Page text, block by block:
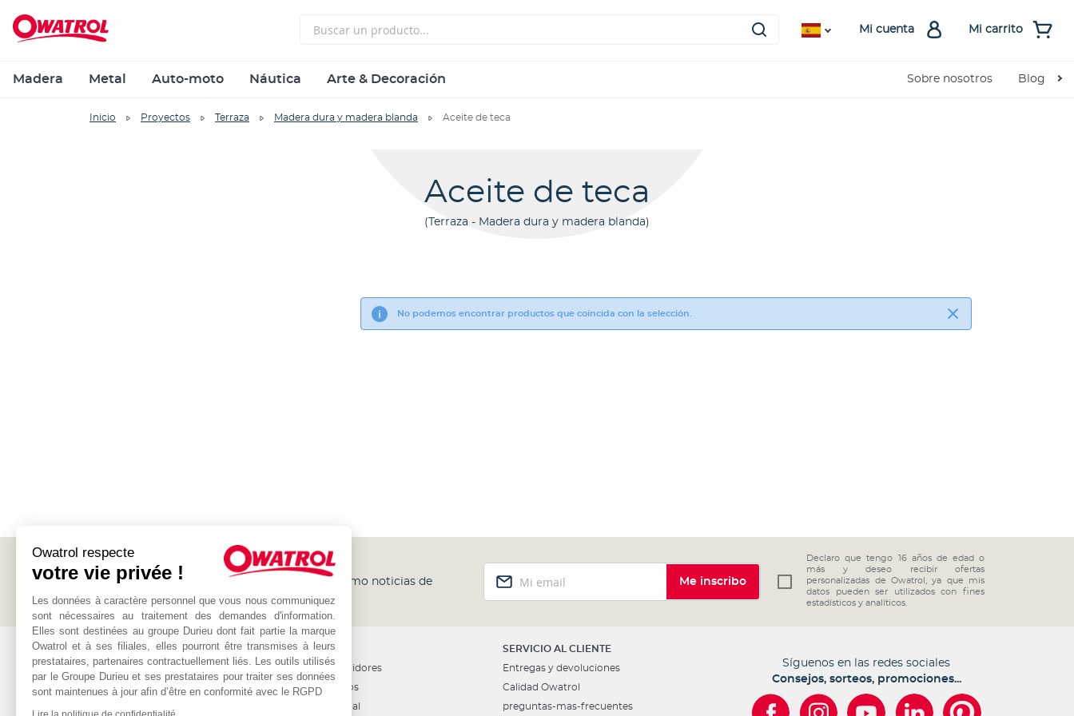
Owatrol respecte
votre vie privée !
Les données à caractère personnel que vous nous communiquez
sont nécessaires au traitement des demandes d'information.
Elles sont destinées au groupe Durieu dont fait partie la marque
Owatrol et à ses filiales, elles pourront être transmises à leurs
prestataires, partenaires contractuellement liés. Les outils utilisés
par le Groupe Durieu et ses prestataires pour traiter ses données
sont maintenues à jour afin d’être en conformité avec le RGPD
Mi cuenta Mi carrito
Madera Metal Auto-moto Náutica Arte & Decoración Sobre nosotros Blog
Inicio Proyectos Terraza Madera dura y madera blanda Aceite de teca
Aceite de teca
Terraza - Madera dura y madera blanda
No podemos encontrar productos que coincida con la selección.
Suscríbete a nuestroboletín
y recibe tanto promociones como noticias de
nuestro
noticias:
Me inscribo
Declaro que tengo 16 años de edad o
más y deseo recibir ofertas
personalizadas de Owatrol, ya que mis
datos pueden ser utilizados con fines
estadísticos y analíticos.
OWATROL
Productos
Proyectos
OTROS
Los distribuidores
Contáctenos
Internacional
SERVICIO AL CLIENTE
Entregas y devoluciones
Calidad Owatrol
preguntas-mas-frecuentes
Síguenos en las redes sociales
Consejos, sorteos, promociones...